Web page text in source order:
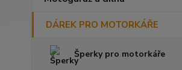
DÁREK PRO MOTORKÁŘE
Šperky pro motorkáře